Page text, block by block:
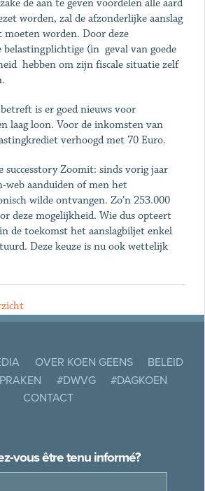
de aan te geven voordelen alle aard
worden, zal de afzonderlijke aanslag
moeten worden. Door deze
belastingplichtige (in geval van goede
hebben om zijn fiscale situatie zelf
is er goed nieuws voor
laag loon. Voor de inkomsten van
verhoogd met 70 Euro.
successtory Zoomit: sinds vorig jaar
web aanduiden of men het
wilde ontvangen. Zo’n 253.000
deze mogelijkheid. Wie dus opteert
de toekomst het aanslagbiljet enkel
Deze keuze is nu ook wettelijk
OVER KOEN GEENS
BELEID
#DWVG
#DAGKOEN
CONTACT
vous être tenu informé?